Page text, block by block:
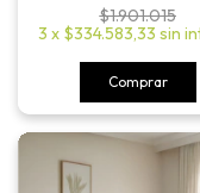
$1.901.015
3 x $334.583,33 sin
Comprar